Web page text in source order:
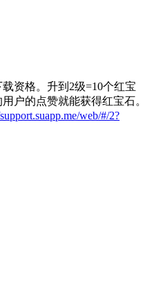
资格。升到2级=10个红宝
户的点赞就能获得红宝石。
web/#/2?